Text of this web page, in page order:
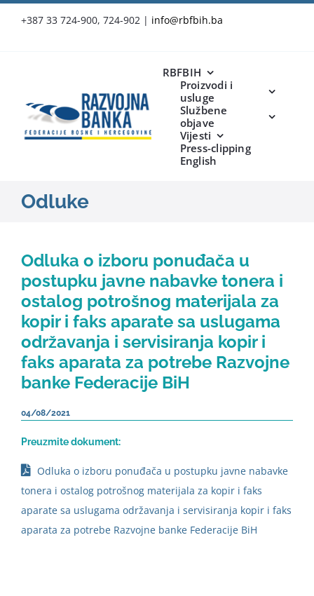
+387 33 724-900, 724-902 | info@rbfbih.ba
RBFBIH
Proizvodi i
usluge
Službene
objave
Vijesti
Press-clipping
English
Odluke
Odluka o izboru ponuđača u
postupku javne nabavke tonera i
ostalog potrošnog materijala za
kopir i faks aparate sa uslugama
održavanja i servisiranja kopir i
faks aparata za potrebe Razvojne
banke Federacije BiH
04/08/2021
Preuzmite dokument:
Odluka o izboru ponuđača u postupku javne nabavke
tonera i ostalog potrošnog materijala za kopir i faks
aparate sa uslugama održavanja i servisiranja kopir i faks
aparata za potrebe Razvojne banke Federacije BiH